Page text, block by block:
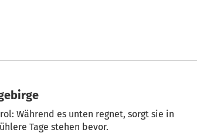
Während es unten regnet, sorgt sie in
Tage stehen bevor.